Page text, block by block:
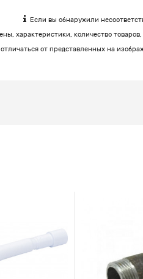
Если вы обнаружили
характеристики, количество
отличаться от представленных на